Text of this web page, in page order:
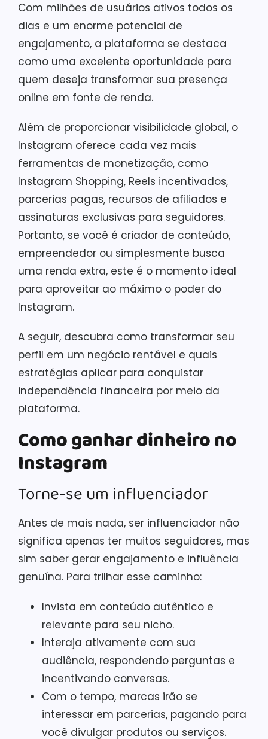
Com milhões de usuários ativos todos os
dias e um enorme potencial de
engajamento, a plataforma se destaca
como uma excelente oportunidade para
quem deseja transformar sua presença
online em fonte de renda.
Além de proporcionar visibilidade global, o
Instagram oferece cada vez mais
ferramentas de monetização, como
Instagram Shopping, Reels incentivados,
parcerias pagas, recursos de afiliados e
assinaturas exclusivas para seguidores.
Portanto, se você é criador de conteúdo,
empreendedor ou simplesmente busca
uma renda extra, este é o momento ideal
para aproveitar ao máximo o poder do
Instagram.
A seguir, descubra como transformar seu
perfil em um negócio rentável e quais
estratégias aplicar para conquistar
independência financeira por meio da
plataforma.
Como ganhar dinheiro no
Instagram
Torne-se um influenciador
Antes de mais nada, ser influenciador não
significa apenas ter muitos seguidores, mas
sim saber gerar engajamento e influência
genuína. Para trilhar esse caminho:
Invista em conteúdo autêntico e
relevante para seu nicho.
Interaja ativamente com sua
audiência, respondendo perguntas e
incentivando conversas.
Com o tempo, marcas irão se
interessar em parcerias, pagando para
você divulgar produtos ou serviços.